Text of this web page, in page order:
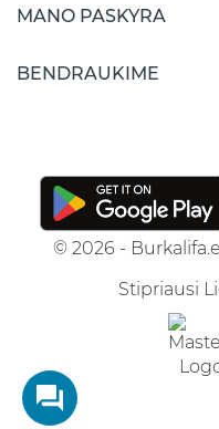
MANO PASKYRA
BENDRAUKIME
© 2026 -
Stipriausi